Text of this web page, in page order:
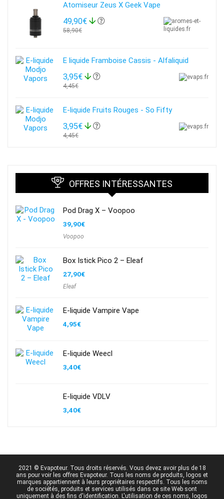
Atomiseur Zeus X Geek Vape
49,90€
58,90€
E liquide Framboise Cassis - Alfaliquid
3,95€
4,45€
E-liquide Fruits Rouges - So Fifty
3,95€
4,45€
OFFRES INTÉRESSANTES
Pod Drag X – Voopoo
39,90€
Voopoo
Box Istick Pico 2 – Eleaf
27,90€
Eleaf
E-liquide Vampire Vape
4,95€
E-liquide Weecl
3,40€
E-liquide VDLV
3,40€
2021 © Evapoteur. Tous droits réservés. Vous devez avoir plus de 18
ans pour voir les offres Evapoteur. Tous les noms de produits, logos et
marques appartiennent à leurs propriétaires respectifs. Tous les noms
de sociétés, produits et services utilisés dans ce site Web sont
uniquement à des fins d'identification. L'utilisation de ces noms, logos